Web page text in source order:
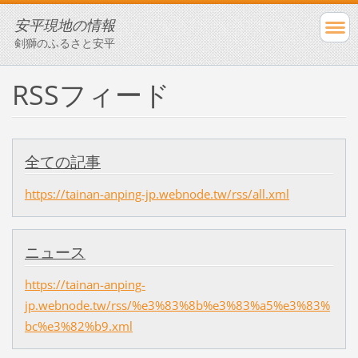
安平現地の情報
剣獅のふるさと安平
RSSフィード
全ての記事
https://tainan-anping-jp.webnode.tw/rss/all.xml
ニュース
https://tainan-anping-
jp.webnode.tw/rss/%e3%83%8b%e3%83%a5%e3%83%
bc%e3%82%b9.xml